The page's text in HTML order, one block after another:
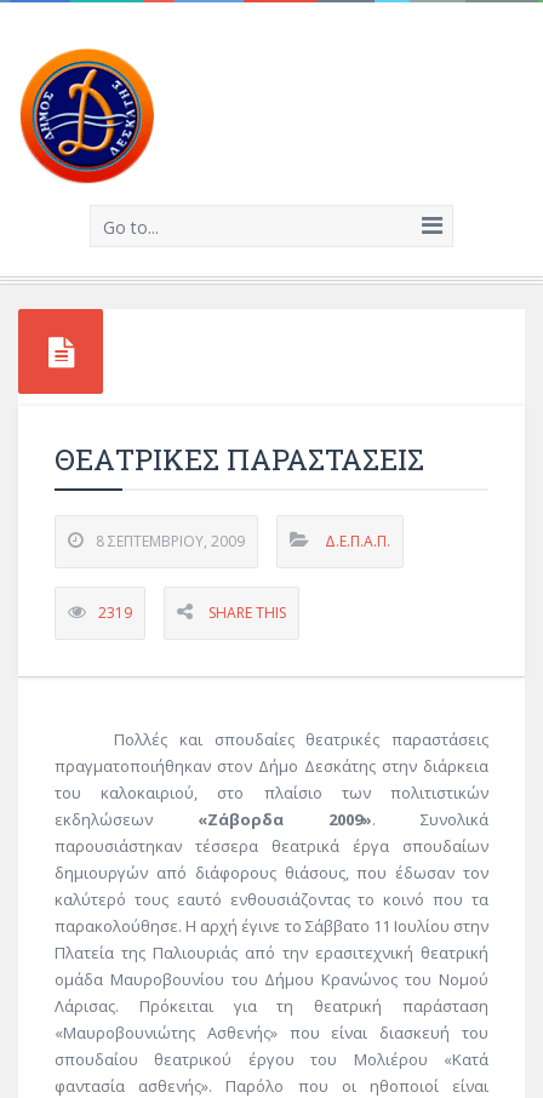
Go to...
ΘΕΑΤΡΙΚΕΣ ΠΑΡΑΣΤΑΣΕΙΣ
8 ΣΕΠΤΕΜΒΡΊΟΥ, 2009 Δ.Ε.Π.Α.Π.
2319 SHARE THIS
Πολλές και σπουδαίες θεατρικές παραστάσεις
πραγματοποιήθηκαν στον Δήμο Δεσκάτης στην διάρκεια
του καλοκαιριού, στο πλαίσιο των πολιτιστικών
εκδηλώσεων «Ζάβορδα 2009». Συνολικά
παρουσιάστηκαν τέσσερα θεατρικά έργα σπουδαίων
δημιουργών από διάφορους θιάσους, που έδωσαν τον
καλύτερό τους εαυτό ενθουσιάζοντας το κοινό που τα
παρακολούθησε. Η αρχή έγινε το Σάββατο 11 Ιουλίου στην
Πλατεία της Παλιουριάς από την ερασιτεχνική θεατρική
ομάδα Μαυροβουνίου του Δήμου Κρανώνος του Νομού
Λάρισας. Πρόκειται για τη θεατρική παράσταση
«Μαυροβουνιώτης Ασθενής» που είναι διασκευή του
σπουδαίου θεατρικού έργου του Μολιέρου «Κατά
φαντασία ασθενής». Παρόλο που οι ηθοποιοί είναι